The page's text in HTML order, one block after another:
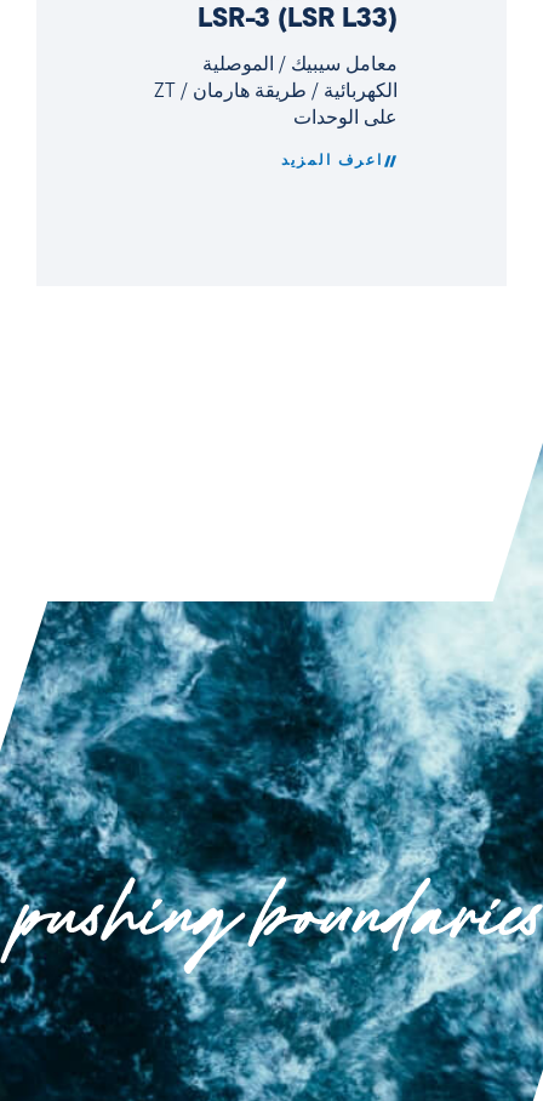
LSR-3 (LSR L33)
معامل سيبيك / الموصلية
الكهربائية / طريقة هارمان / ZT
على الوحدات
اعرف المزيد